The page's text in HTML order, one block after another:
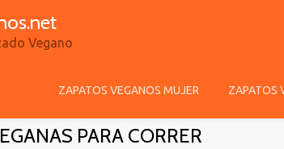
Vegano
ZAPATOS VEGANOS MUJER ZAPATOS
PARA CORRER